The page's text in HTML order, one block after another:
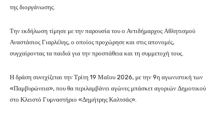
της διοργάνωσης.
Την εκδήλωση τίμησε με την παρουσία του ο Αντιδήμαρχος Αθλητισμού
Αναστάσιος Γιαρλέλης, ο οποίος προχώρησε και στις απονομές,
συγχαίροντας τα παιδιά για την προσπάθεια και τη συμμετοχή τους.
Η δράση συνεχίζεται την Τρίτη 19 Μαΐου 2026, με την 9η αγωνιστική των
«Παμβυρώνεια», που θα περιλαμβάνει αγώνες μπάσκετ αγοριών Δημοτικού
στο Κλειστό Γυμναστήριο «Δημήτρης Καλτσάς».